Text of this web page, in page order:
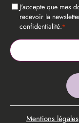
RGPD*
J'accepte que mes
recevoir la
confidentialité.*
Mentions légales